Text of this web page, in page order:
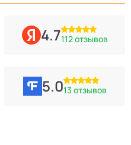
4.7112 отзывов
5.013 отзывов